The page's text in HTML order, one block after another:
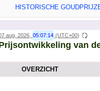
HISTORISCHE
aug. 2026, 05:07:14 (UTC+00)
van
OVERZICHT